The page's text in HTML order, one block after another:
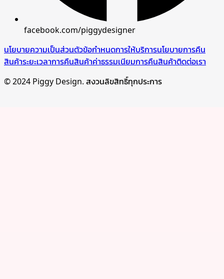
facebook.com/piggydesigner
นโยบายความเป็นส่วนตัวข้อกำหนดการให้บริการนโยบายการคืน
สินค้าระยะเวลาการคืนสินค้าค่าธรรมเนียมการคืนสินค้าติดต่อเรา
© 2024 Piggy Design. สงวนลิขสิทธิ์ทุกประการ